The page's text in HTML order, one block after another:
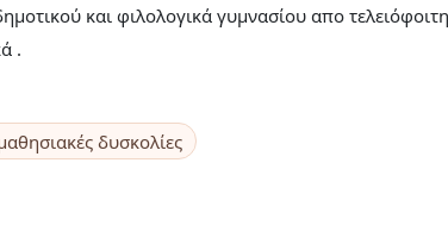
και φιλολογικά γυμνασίου απο
.
δυσκολίες